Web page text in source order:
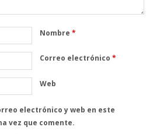
Nombre*
Correo electrónico*
Web
electrónico y web en este
vez que comente.